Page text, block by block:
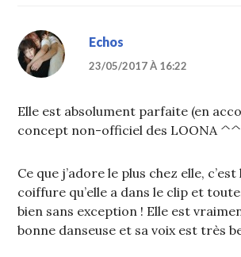
Echos
23/05/2017 À 16:22
Elle est absolument parfaite (en
concept non-officiel des LOONA
Ce que j’adore le plus chez elle,
coiffure qu’elle a dans le clip et
bien sans exception ! Elle est
bonne danseuse et sa voix est très